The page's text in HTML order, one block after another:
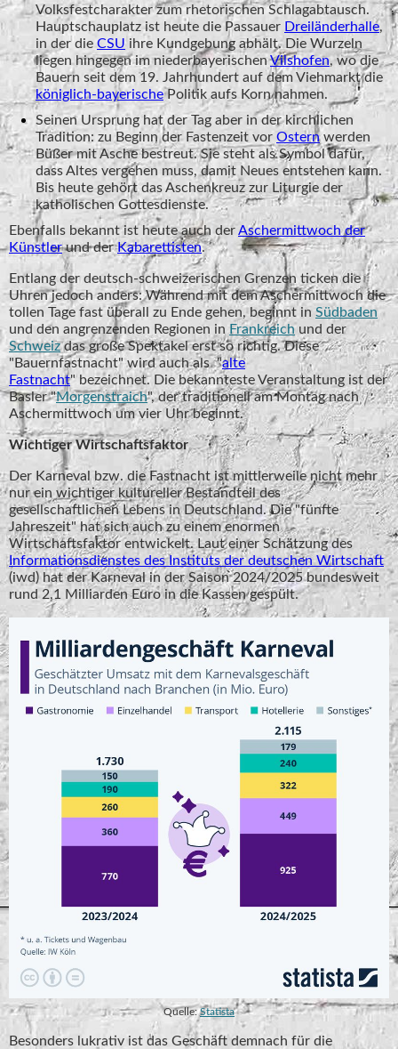
Volksfestcharakter zum rhetorischen Schlagabtausch.
Hauptschauplatz ist heute die Passauer Dreiländerhalle,
in der dieCSUihre Kundgebung abhält. Die Wurzeln
liegen hingegen im niederbayerischenVilshofen, wo die
Bauern seit dem 19. Jahrhundert auf dem Viehmarkt die
königlich-bayerischePolitik aufs Korn nahmen.
Seinen Ursprung hat der Tag aber in der kirchlichen
Tradition: zu Beginn der Fastenzeit vor Osternwerden
Büßer mit Asche bestreut. Sie steht als Symbol dafür,
dass Altes vergehen muss, damit Neues entstehen kann.
Bis heute gehört das Aschenkreuz zur Liturgie der
katholischen Gottesdienste.
Ebenfalls bekannt ist heute auch derAschermittwoch der
Künstlerund derKabarettisten.
Entlang der deutsch-schweizerischen Grenzen ticken die
Uhren jedoch anders: Während mit dem Aschermittwoch die
tollen Tage fast überall zu Ende gehen, beginnt in Südbaden
und den angrenzenden Regionen in Frankreichund der
Schweizdas große Spektakel erst so richtig. Diese
"Bauernfastnacht" wird auch als "alte
Fastnacht" bezeichnet. Die bekannteste Veranstaltung ist der
Basler "Morgenstraich", der traditionell am Montag nach
Aschermittwoch um vier Uhr beginnt.
Wichtiger Wirtschaftsfaktor
Der Karneval bzw. die Fastnacht ist mittlerweile nicht mehr
nur ein wichtiger kultureller Bestandteil des
gesellschaftlichen Lebens in Deutschland. Die "fünfte
Jahreszeit" hat sich auch zu einem enormen
Wirtschaftsfaktor entwickelt. Laut einer Schätzung des
Informationsdienstes des Instituts der deutschen Wirtschaft
(iwd) hat der Karneval in der Saison 2024/2025 bundesweit
rund 2,1 Milliarden Euro in die Kassen gespült.
Quelle:Statista
Besonders lukrativ ist das Geschäft demnach für die